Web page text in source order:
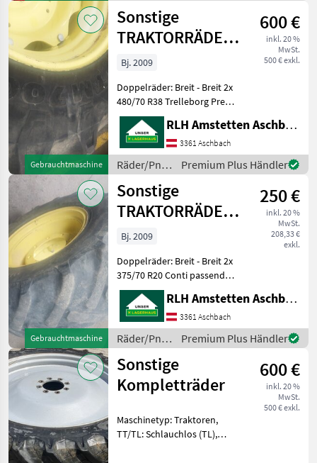
/ Sonstige
Gebrauchtmaschine
Sonstige
TRAKTORRÄDER
480/70R30
600 €
inkl. 20 %
MwSt.
500 € exkl.
Bj. 2009
Doppelräder: Breit - Breit 2x
480/70 R38 Trelleborg Preis
pro Stück 600 Euro Privat
Verkauf Mwst.nicht
ausweisbar Bitte Herrn
Reiter Manuel anrufen ! +43
664 48774
RLH Amstetten Aschbach
3361 Aschbach
Räder/Pneu/Felgen
/ Sonstige
Premium Plus Händler
Gebrauchtmaschine
Sonstige
TRAKTORRÄDER
375/70R20
250 €
inkl. 20 %
MwSt.
208,33 €
exkl.
Bj. 2009
Doppelräder: Breit - Breit 2x
375/70 R20 Conti passend
zu John Deere 5620-5820
und 5080R-5100R Preis pro
Stück 250 Euro Privat
Verkauf Mwst.nicht
ausweisbar Bitte
RLH Amstetten Aschbach
3361 Aschbach
Räder/Pneu/Felgen
/ Sonstige
Premium Plus Händler
Sonstige
Kompletträder
600 €
inkl. 20 %
MwSt.
500 € exkl.
Maschinetyp: Traktoren,
TT/TL: Schlauchlos (TL),